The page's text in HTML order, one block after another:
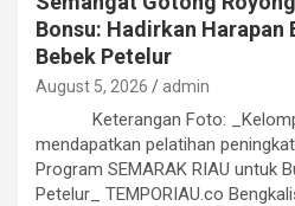
Bonsu: Hadirkan Harapan
Bebek Petelur
August 5, 2026 admin
Keterangan Foto:
mendapatkan pelatihan
Program SEMARAK RIAU untuk
Petelur_ TEMPORIAU.co